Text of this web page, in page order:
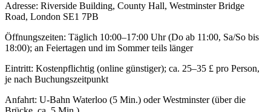
Adresse: Riverside Building, County Hall, Westminster Bridge
Road, London SE1 7PB
Öffnungszeiten: Täglich 10:00–17:00 Uhr (Do ab 11:00, Sa/So bis
18:00); an Feiertagen und im Sommer teils länger
Eintritt: Kostenpflichtig (online günstiger); ca. 25–35 £ pro Person,
je nach Buchungszeitpunkt
Anfahrt: U-Bahn Waterloo (5 Min.) oder Westminster (über die